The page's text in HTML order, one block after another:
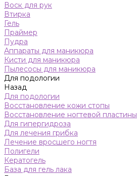
Воск для рук
Втирка
Гель
Праймер
Пудра
Аппараты для маникюра
Кисти для маникюра
Пылесосы для маникюра
Для подологии
Назад
Для подологии
Восстановление кожи стопы
Восстановление ногтевой пластины
Для гипергидроза
Для лечения грибка
Лечение вросшего ногтя
Полигели
Кератогель
База для гель лака